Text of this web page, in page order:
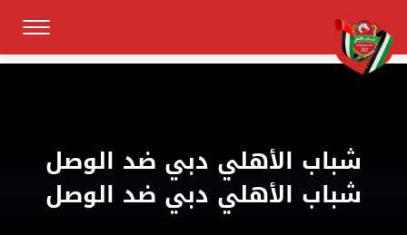
شباب الأهلي دبي ضد الوصل
شباب الأهلي دبي ضد الوصل